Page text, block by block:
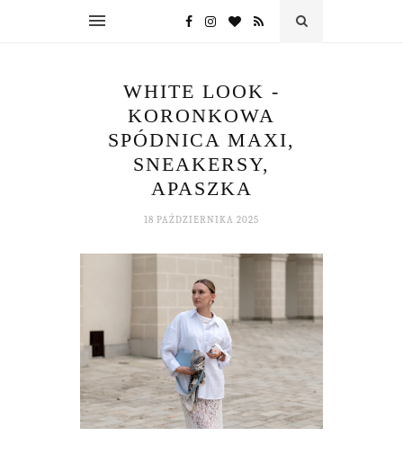
WHITE LOOK -
KORONKOWA
SPÓDNICA MAXI,
SNEAKERSY,
APASZKA
18 PAŹDZIERNIKA 2025